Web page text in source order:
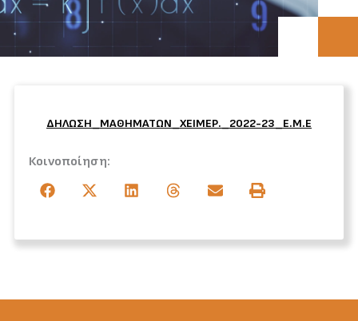
ΔΗΛΩΣΗ_ΜΑΘΗΜΑΤΩΝ_ΧΕΙΜΕΡ._2022-23_Ε.Μ.Ε
Κοινοποίηση: